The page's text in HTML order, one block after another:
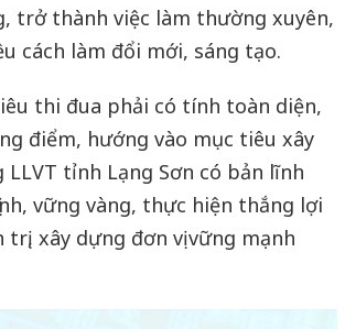
trở thành việc làm thường xuyên,
cách làm đổi mới, sáng tạo.
thi đua phải có tính toàn diện,
điểm, hướng vào mục tiêu xây
tỉnh Lạng Sơn có bản lĩnh
vững vàng, thực hiện thắng lợi
trị, xây dựng đơn vị vững mạnh